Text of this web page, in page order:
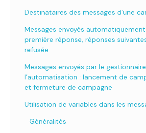
Destinataires des messages d’une
Messages envoyés
première réponse, réponses
refusée
Messages envoyés par le
l’automatisation : lancement de
et fermeture de campagne
Utilisation de variables dans les
Généralités